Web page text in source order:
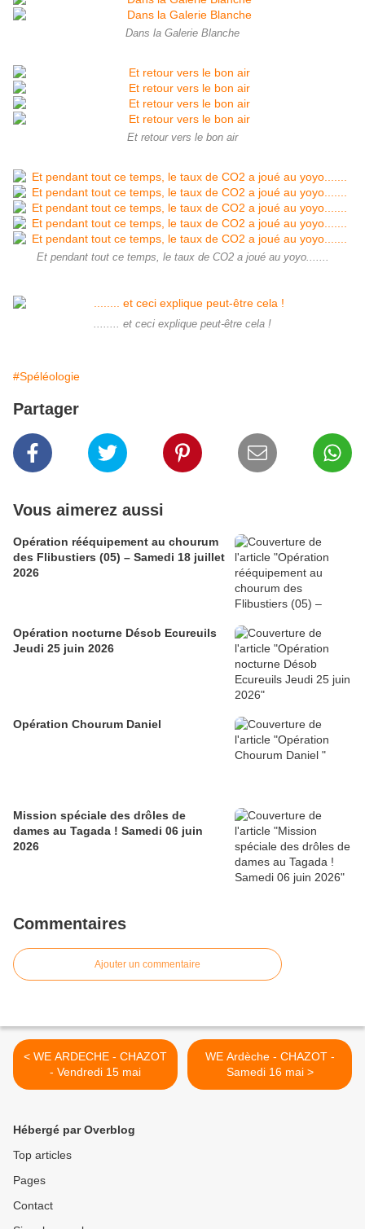
Dans la Galerie Blanche
Et retour vers le bon air
Et pendant tout ce temps, le taux de CO2 a joué au yoyo.......
........ et ceci explique peut-être cela !
#Spéléologie
Partager
Vous aimerez aussi
Opération rééquipement au chourum
des Flibustiers (05) – Samedi 18 juillet
2026
Opération nocturne Désob Ecureuils
Jeudi 25 juin 2026
Opération Chourum Daniel
Mission spéciale des drôles de
dames au Tagada ! Samedi 06 juin
2026
Commentaires
Ajouter un commentaire
< WE ARDECHE - CHAZOT
- Vendredi 15 mai
WE Ardèche - CHAZOT -
Samedi 16 mai >
Hébergé par Overblog
Top articles
Pages
Contact